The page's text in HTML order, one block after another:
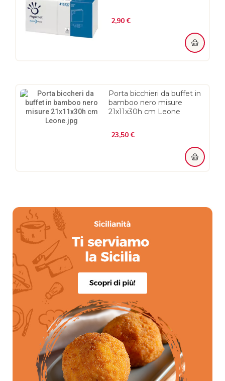
2,90 €
Porta bicchieri da buffet in
bamboo nero misure
21x11x30h cm Leone
23,50 €